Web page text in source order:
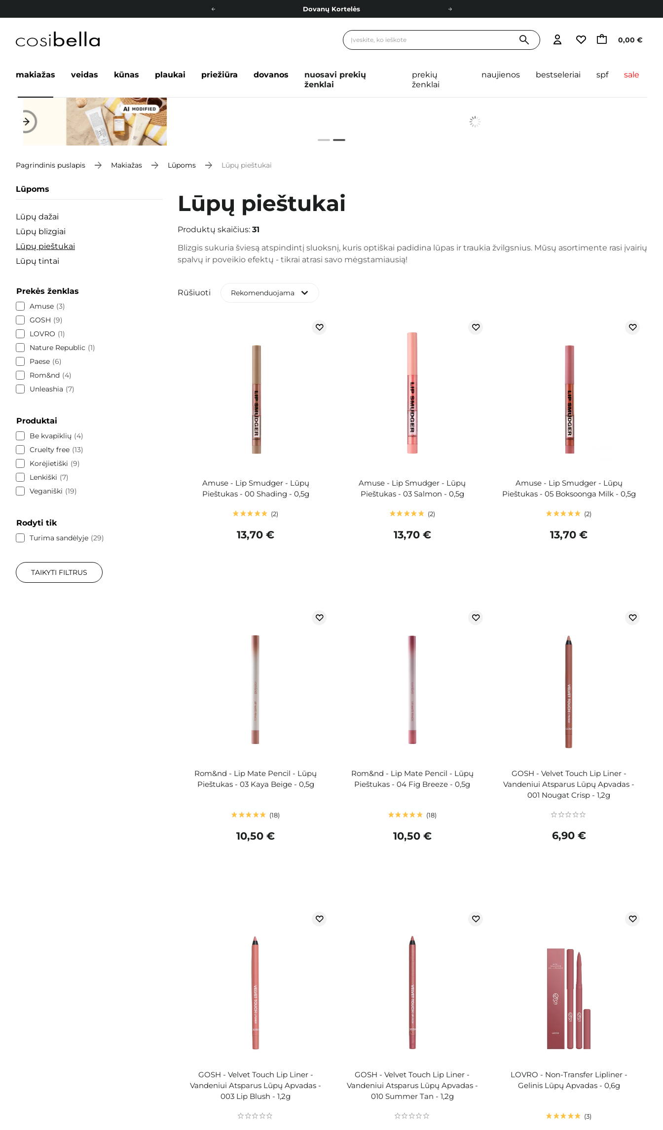
Dovanų Kortelės
Nemokamas pristatymas nuo 40,00 € 0,00 €
makiažas veidas kūnas plaukai priežiūra dovanos
nuosavi prekių
ženklai
prekių
ženklai
naujienos bestseleriai spf sale
Pagrindinis puslapis Makiažas Lūpoms Lūpų pieštukai
Lūpoms
Lūpų dažai
Lūpų blizgiai
Lūpų pieštukai
Lūpų tintai
Prekės ženklas
Amuse 3
GOSH
9
LOVRO
1
Nature Republic
1
Paese 6
Rom&nd 4
Unleashia
7
Produktai
Be kvapiklių
4
Cruelty free 13
Korėjietiški
9
Lenkiški
7
Veganiški
19
Rodyti tik
Turima sandėlyje 29
TAIKYTI FILTRUS
Lūpų pieštukai
Produktų skaičius: 31
Blizgis sukuria šviesą atspindintį sluoksnį, kuris optiškai padidina lūpas ir traukia žvilgsnius. Mūsų asortimente rasi įvairių
spalvų ir poveikio efektų - tikrai atrasi savo mėgstamiausią!
Rūšiuoti Rekomenduojama
Amuse - Lip Smudger - Lūpų
Pieštukas - 00 Shading - 0,5g
2
13,70 €
Amuse - Lip Smudger - Lūpų
Pieštukas - 03 Salmon - 0,5g
2
13,70 €
Amuse - Lip Smudger - Lūpų
Pieštukas - 05 Boksoonga Milk - 0,5g
2
13,70 €
Rom&nd - Lip Mate Pencil - Lūpų
Pieštukas - 03 Kaya Beige - 0,5g
18
10,50 €
Rom&nd - Lip Mate Pencil - Lūpų
Pieštukas - 04 Fig Breeze - 0,5g
18
10,50 €
GOSH - Velvet Touch Lip Liner -
Vandeniui Atsparus Lūpų Apvadas -
001 Nougat Crisp - 1,2g
6,90 €
GOSH - Velvet Touch Lip Liner -
Vandeniui Atsparus Lūpų Apvadas -
003 Lip Blush - 1,2g
GOSH - Velvet Touch Lip Liner -
Vandeniui Atsparus Lūpų Apvadas -
010 Summer Tan - 1,2g
LOVRO - Non-Transfer Lipliner -
Gelinis Lūpų Apvadas - 0,6g
3